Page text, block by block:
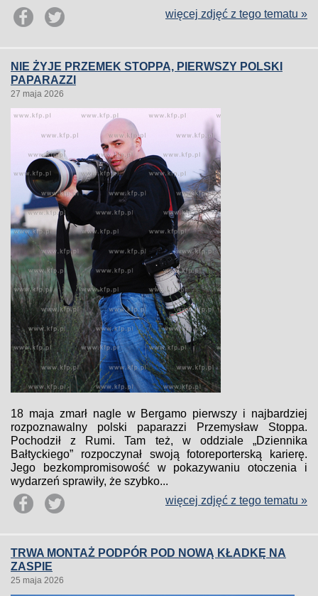
więcej zdjęć z tego tematu »
NIE ŻYJE PRZEMEK STOPPA, PIERWSZY POLSKI
PAPARAZZI
27 maja 2026
18 maja zmarł nagle w Bergamo pierwszy i najbardziej
rozpoznawalny polski paparazzi Przemysław Stoppa.
Pochodził z Rumi. Tam też, w oddziale „Dziennika
Bałtyckiego” rozpoczynał swoją fotoreporterską karierę.
Jego bezkompromisowość w pokazywaniu otoczenia i
wydarzeń sprawiły, że szybko...
więcej zdjęć z tego tematu »
TRWA MONTAŻ PODPÓR POD NOWĄ KŁADKĘ NA
ZASPIE
25 maja 2026